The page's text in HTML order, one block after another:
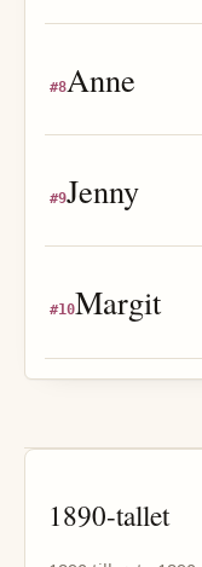
#8Anne
#9Jenny
#10Margit
1890-tallet